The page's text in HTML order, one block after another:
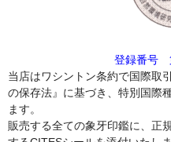
登録番号
当店はワシントン条約で国際取
の保存法』に基づき、特別国際
ます。
販売する全ての象牙印鑑に、正